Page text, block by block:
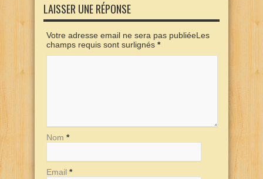
LAISSER UNE RÉPONSE
Votre adresse email ne sera pas publiéeLes
champs requis sont surlignés *
Nom *
Email *